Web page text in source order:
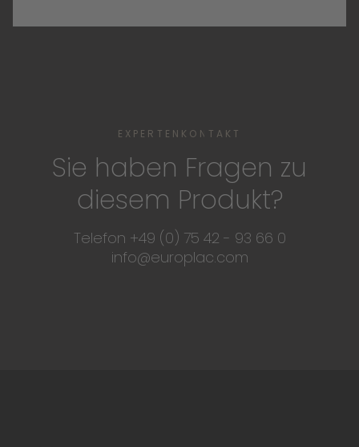
EXPERTENKONTAKT
Sie haben Fragen zu
diesem Produkt?
Telefon +49 (0) 75 42 - 93 66 0
info@europlac.com